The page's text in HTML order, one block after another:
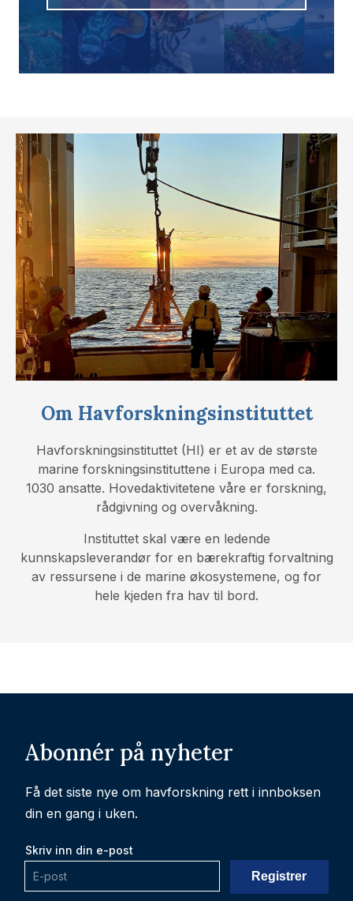
Om Havforskningsinstituttet
Havforskningsinstituttet (HI) er et av de største
marine forskningsinstituttene i Europa med ca.
1030 ansatte. Hovedaktivitetene våre er forskning,
rådgivning og overvåkning.
Instituttet skal være en ledende
kunnskapsleverandør for en bærekraftig forvaltning
av ressursene i de marine økosystemene, og for
hele kjeden fra hav til bord.
Abonnér på nyheter
Få det siste nye om havforskning rett i innboksen
din en gang i uken.
Skriv inn din e-post